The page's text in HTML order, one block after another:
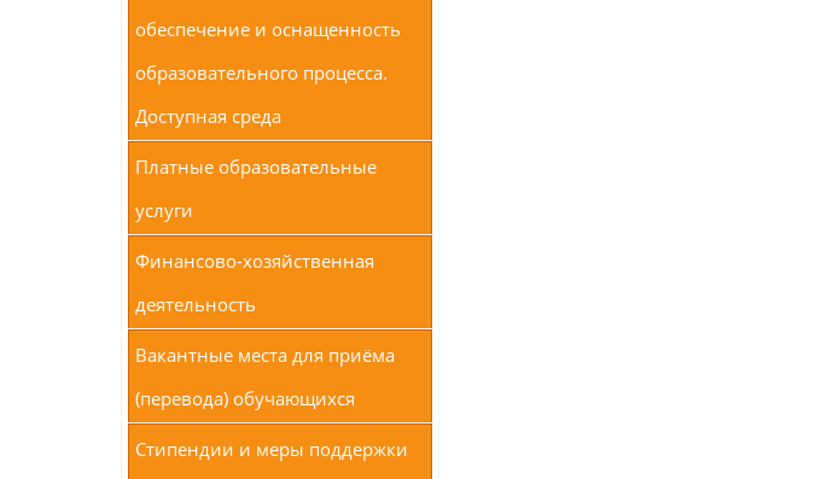
обеспечение и оснащенность
образовательного процесса.
Доступная среда
Платные образовательные
услуги
Финансово-хозяйственная
деятельность
Вакантные места для приёма
(перевода) обучающихся
Стипендии и меры поддержки